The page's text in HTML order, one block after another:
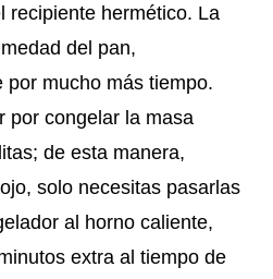
recipiente hermético. La
del pan,
por mucho más tiempo.
por congelar la masa
de esta manera,
solo necesitas pasarlas
al horno caliente,
extra al tiempo de